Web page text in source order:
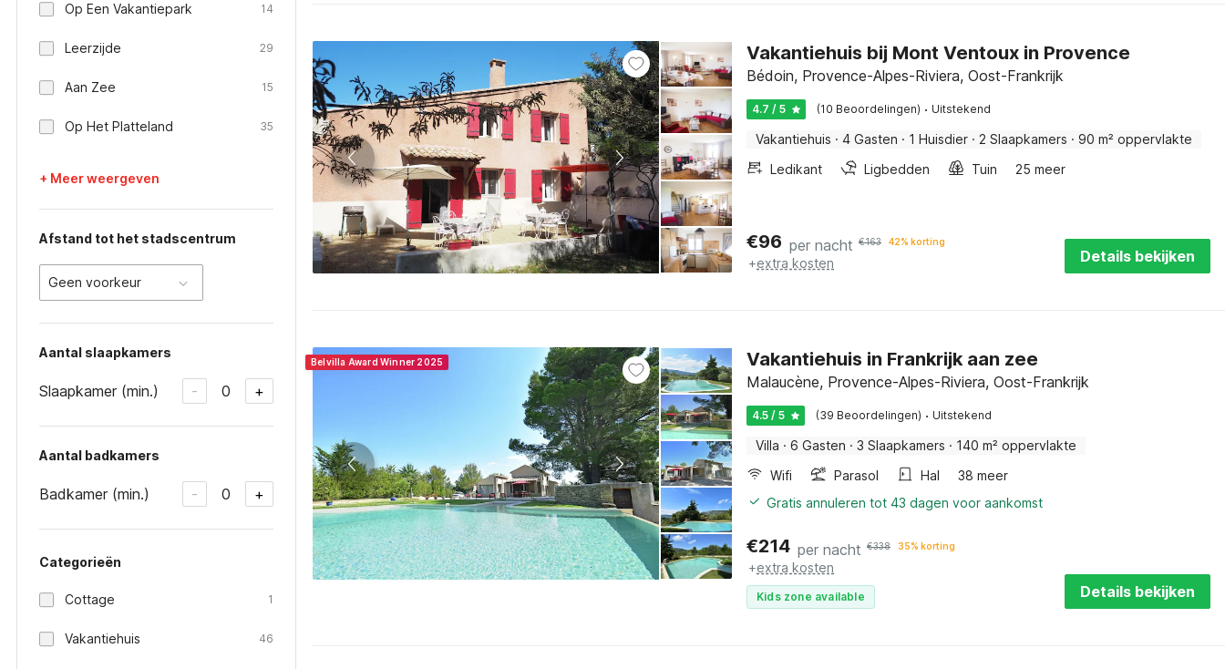
Op Een Vakantiepark 14
Leerzijde 29
Aan Zee 15
Op Het Platteland 35
+ Meer weergeven
Afstand tot het stadscentrum
Geen voorkeur
Aantal slaapkamers
Slaapkamer (min.) - 0 +
Aantal badkamers
Badkamer (min.) - 0 +
Categorieën
Cottage 1
Vakantiehuis 46
Vakantiehuis bij Mont Ventoux in Provence
Bédoin, Provence-Alpes-Riviera, Oost-Frankrijk
4.7 / 5 (10 Beoordelingen) · Uitstekend
Vakantiehuis · 4 Gasten · 1 Huisdier · 2 Slaapkamers · 90 m² oppervlakte
Ledikant
Ligbedden Tuin 25 meer
€96 per nacht €163 42% korting
+extra kosten Details bekijken
Belvilla Award Winner 2025 Vakantiehuis in Frankrijk aan zee
Malaucène, Provence-Alpes-Riviera, Oost-Frankrijk
4.5 / 5 (39 Beoordelingen) · Uitstekend
Villa · 6 Gasten · 3 Slaapkamers · 140 m² oppervlakte
Wifi
Parasol Hal
38 meer
Gratis annuleren tot 43 dagen voor aankomst
€214 per nacht €338 35% korting
+extra kosten
Kids zone available Details bekijken